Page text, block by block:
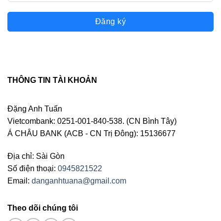
Đăng ký
THÔNG TIN TÀI KHOẢN
Đặng Anh Tuấn
Vietcombank: 0251-001-840-538. (CN Bình Tây)
Á CHÂU BANK (ACB - CN Trị Đông): 15136677
Địa chỉ: Sài Gòn
Số điện thoại: 0945821522
Email: danganhtuana@gmail.com
Theo dõi chúng tôi